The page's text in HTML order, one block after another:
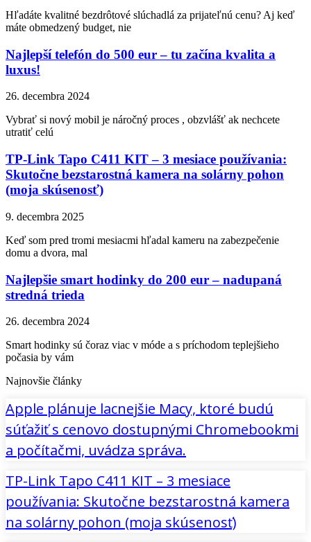
Hľadáte kvalitné bezdrôtové slúchadlá za prijateľnú cenu? Aj keď
máte obmedzený budget, nie
Najlepší telefón do 500 eur – tu začína kvalita a
luxus!
26. decembra 2024
Vybrať si nový mobil je náročný proces , obzvlášť ak nechcete
utratiť celú
TP-Link Tapo C411 KIT – 3 mesiace používania:
Skutočne bezstarostná kamera na solárny pohon
(moja skúsenosť)
9. decembra 2025
Keď som pred tromi mesiacmi hľadal kameru na zabezpečenie
domu a dvora, mal
Najlepšie smart hodinky do 200 eur – nadupaná
stredná trieda
26. decembra 2024
Smart hodinky sú čoraz viac v móde a s príchodom teplejšieho
počasia by vám
Najnovšie články
Apple plánuje lacnejšie Macy, ktoré budú
súťažiť s cenovo dostupnými Chromebookmi
a počítačmi, uvádza správa.
TP-Link Tapo C411 KIT – 3 mesiace
používania: Skutočne bezstarostná kamera
na solárny pohon (moja skúsenosť)